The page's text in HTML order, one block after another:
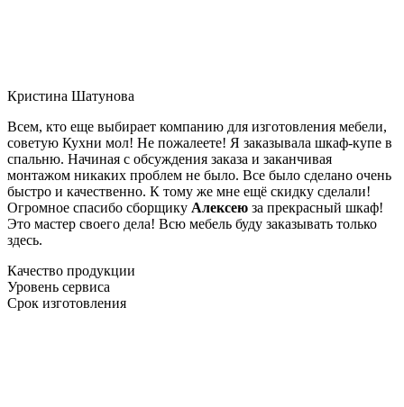
Кристина Шатунова
Всем, кто еще выбирает компанию для изготовления мебели,
советую Кухни мол! Не пожалеете! Я заказывала шкаф-купе в
спальню. Начиная с обсуждения заказа и заканчивая
монтажом никаких проблем не было. Все было сделано очень
быстро и качественно. К тому же мне ещё скидку сделали!
Огромное спасибо сборщику Алексею за прекрасный шкаф!
Это мастер своего дела! Всю мебель буду заказывать только
здесь.
Качество продукции
Уровень сервиса
Срок изготовления